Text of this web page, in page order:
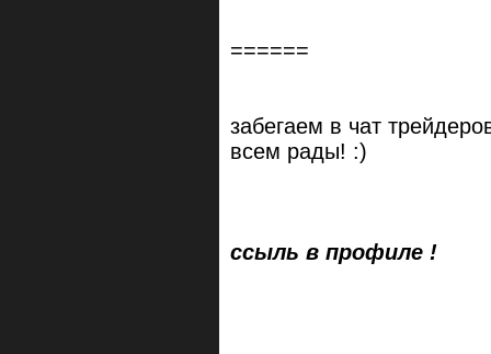
======
забегаем в чат
всем рады! :)
ссыль в профиле !